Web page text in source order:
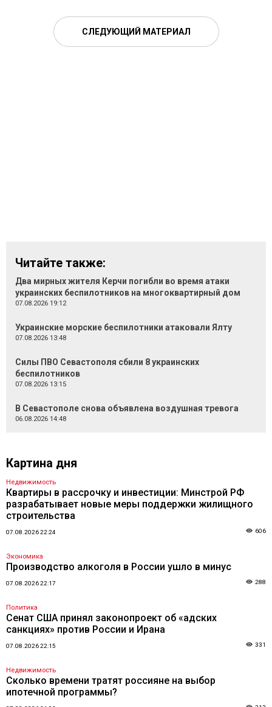
СЛЕДУЮЩИЙ МАТЕРИАЛ
Читайте также:
Два мирных жителя Керчи погибли во время атаки
украинских беспилотников на многоквартирный дом
07.08.2026 19:12
Украинские морские беспилотники атаковали Ялту
07.08.2026 13:48
Силы ПВО Севастополя сбили 8 украинских
беспилотников
07.08.2026 13:15
В Севастополе снова объявлена воздушная тревога
06.08.2026 14:48
Картина дня
Недвижимость
Квартиры в рассрочку и инвестиции: Минстрой РФ
разрабатывает новые меры поддержки жилищного
строительства
07.08.2026 22:24 606
Экономика
Производство алкоголя в России ушло в минус
07.08.2026 22:17 288
Политика
Сенат США принял законопроект об «адских
санкциях» против России и Ирана
07.08.2026 22:15 331
Недвижимость
Сколько времени тратят россияне на выбор
ипотечной программы?